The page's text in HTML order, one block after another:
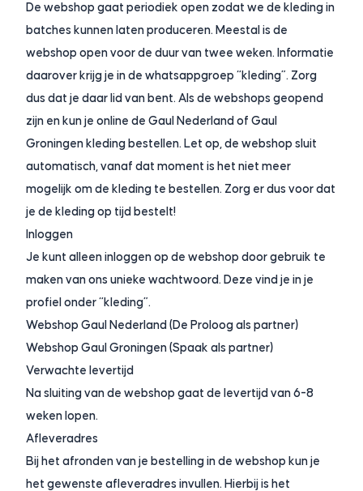
De webshop gaat periodiek open zodat we de kleding in
batches kunnen laten produceren. Meestal is de
webshop open voor de duur van twee weken. Informatie
daarover krijg je in de whatsappgroep “kleding”. Zorg
dus dat je daar lid van bent. Als de webshops geopend
zijn en kun je online de Gaul Nederland of Gaul
Groningen kleding bestellen. Let op, de webshop sluit
automatisch, vanaf dat moment is het niet meer
mogelijk om de kleding te bestellen. Zorg er dus voor dat
je de kleding op tijd bestelt!
Inloggen
Je kunt alleen inloggen op de webshop door gebruik te
maken van ons unieke wachtwoord. Deze vind je in je
profiel onder “kleding”.
Webshop Gaul Nederland (De Proloog als partner)
Webshop Gaul Groningen (Spaak als partner)
Verwachte levertijd
Na sluiting van de webshop gaat de levertijd van 6-8
weken lopen.
Afleveradres
Bij het afronden van je bestelling in de webshop kun je
het gewenste afleveradres invullen. Hierbij is het